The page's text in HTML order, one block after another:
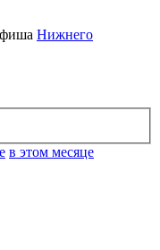
Нижнего
в этом месяце